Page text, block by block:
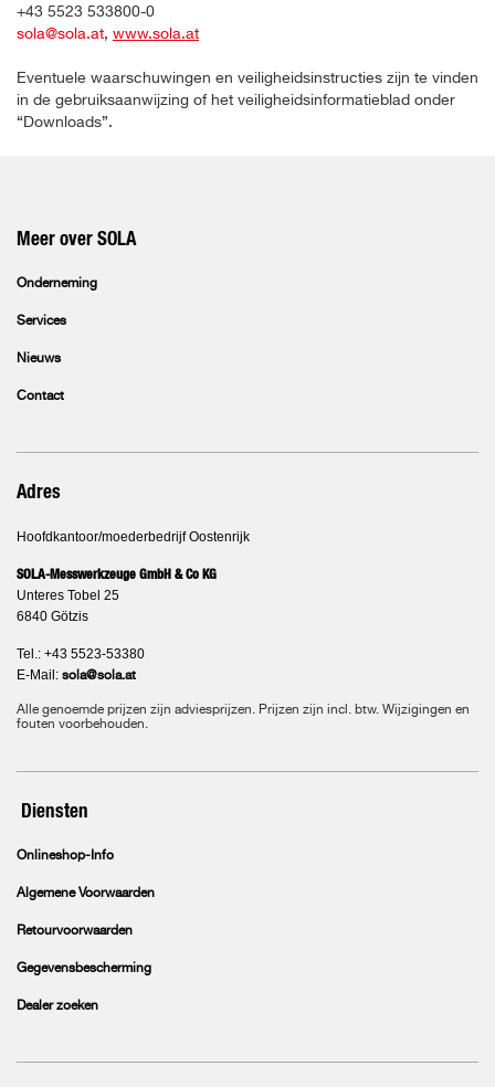
+43 5523 533800-0
sola@sola.at, www.sola.at
Eventuele waarschuwingen en veiligheidsinstructies zijn te vinden
in de gebruiksaanwijzing of het veiligheidsinformatieblad onder
“Downloads”.
Meer over SOLA
Onderneming
Services
Nieuws
Contact
Adres
Hoofdkantoor/moederbedrijf Oostenrijk
SOLA-Messwerkzeuge GmbH & Co KG
Unteres Tobel 25
6840 Götzis
Tel.: +43 5523-53380
E-Mail: sola@sola.at
Alle genoemde prijzen zijn adviesprijzen. Prijzen zijn incl. btw. Wijzigingen en
fouten voorbehouden.
Diensten
Onlineshop-Info
Algemene Voorwaarden
Retourvoorwaarden
Gegevensbescherming
Dealer zoeken